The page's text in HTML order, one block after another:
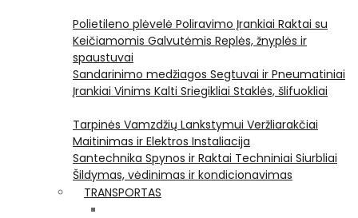
Polietileno plėvelė Poliravimo Įrankiai Raktai su
Keičiamomis Galvutėmis Replės, žnyplės ir
spaustuvai
Sandarinimo medžiagos Segtuvai ir Pneumatiniai
Įrankiai Vinims Kalti Sriegikliai Staklės, šlifuokliai
Tarpinės Vamzdžių Lankstymui Veržliarakčiai
Maitinimas ir Elektros Instaliacija
Santechnika Spynos ir Raktai Techniniai Siurbliai
Šildymas, vėdinimas ir kondicionavimas
TRANSPORTAS